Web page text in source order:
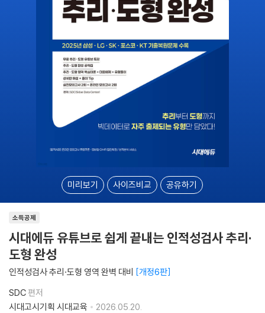
미리보기 사이즈비교 공유하기
소득공제
시대에듀 유튜브로 쉽게 끝내는 인적성검사 추리·
도형 완성
인적성검사 추리·도형 영역 완벽 대비 개정6판
SDC편저
시대고시기획 시대교육
2026.05.20.